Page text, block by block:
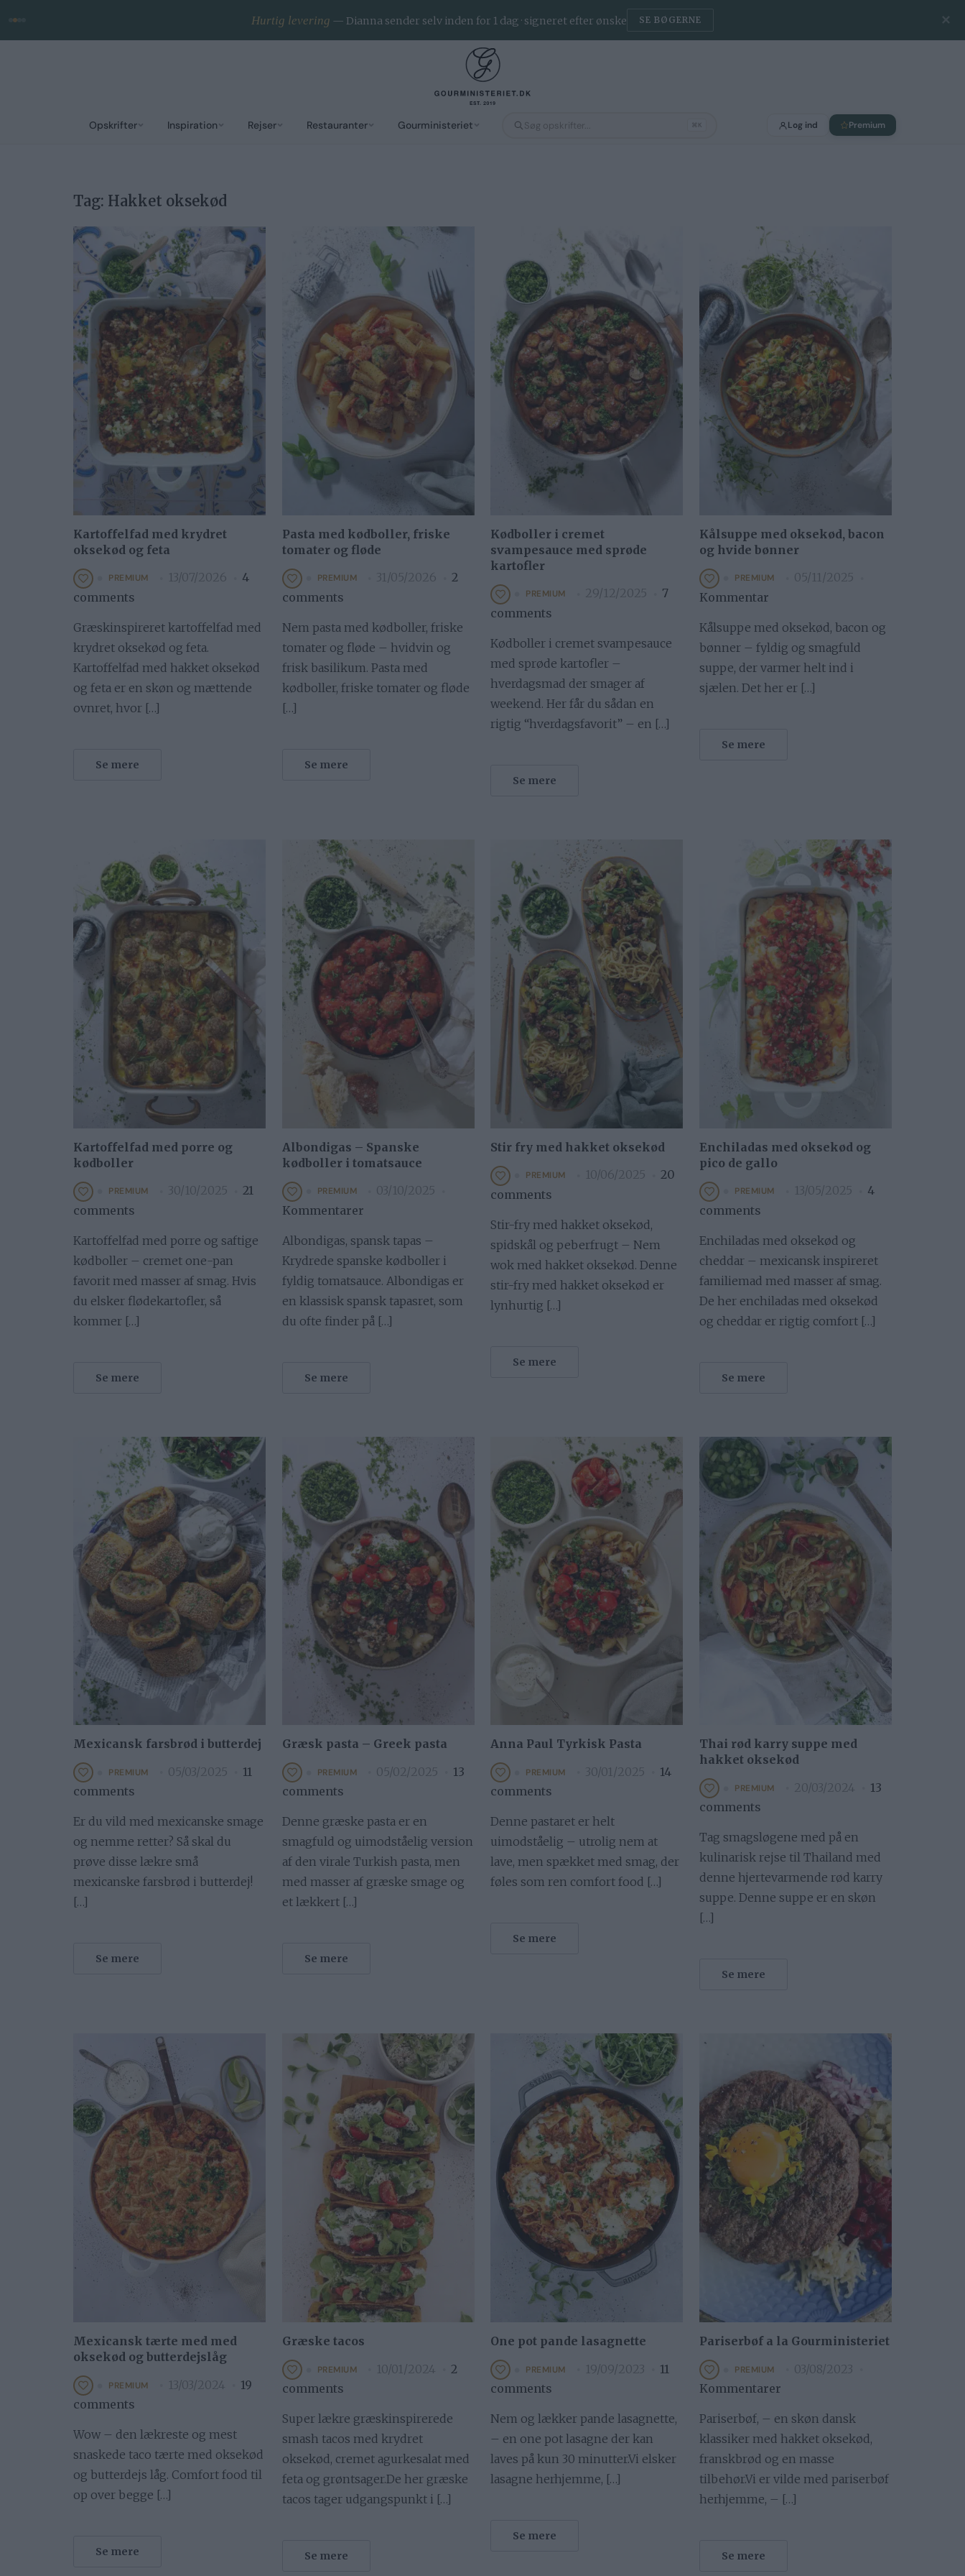
Opskrifter Inspiration Rejser Restauranter Gourministeriet ⌘K Log ind Premium
Hurtig levering — Dianna sender selv inden for 1 dag · signeret efter ønske SE BØGERNE ✕
Tag: Hakket oksekød
Kartoffelfad med krydret
oksekød og feta
PREMIUM 13/07/2026
4
comments
Græskinspireret kartoffelfad med
krydret oksekød og feta.
Kartoffelfad med hakket oksekød
og feta er en skøn og mættende
ovnret, hvor […]
Se mere
Pasta med kødboller, friske
tomater og fløde
PREMIUM 31/05/2026
2
comments
Nem pasta med kødboller, friske
tomater og fløde – hvidvin og
frisk basilikum. Pasta med
kødboller, friske tomater og fløde
[…]
Se mere
Kødboller i cremet
svampesauce med sprøde
kartofler
PREMIUM 29/12/2025
7
comments
Kødboller i cremet svampesauce
med sprøde kartofler –
hverdagsmad der smager af
weekend. Her får du sådan en
rigtig “hverdagsfavorit” – en […]
Se mere
Kålsuppe med oksekød, bacon
og hvide bønner
PREMIUM
05/11/2025
Kommentar
Kålsuppe med oksekød, bacon og
bønner – fyldig og smagfuld
suppe, der varmer helt ind i
sjælen. Det her er […]
Se mere
Kartoffelfad med porre og
kødboller
PREMIUM 30/10/2025
21
comments
Kartoffelfad med porre og saftige
kødboller – cremet one-pan
favorit med masser af smag. Hvis
du elsker flødekartofler, så
kommer […]
Se mere
Albondigas – Spanske
kødboller i tomatsauce
PREMIUM
03/10/2025
Kommentarer
Albondigas, spansk tapas –
Krydrede spanske kødboller i
fyldig tomatsauce. Albondigas er
en klassisk spansk tapasret, som
du ofte finder på […]
Se mere
Stir fry med hakket oksekød
PREMIUM 10/06/2025
20
comments
Stir-fry med hakket oksekød,
spidskål og peberfrugt – Nem
wok med hakket oksekød. Denne
stir-fry med hakket oksekød er
lynhurtig […]
Se mere
Enchiladas med oksekød og
pico de gallo
PREMIUM 13/05/2025
4
comments
Enchiladas med oksekød og
cheddar – mexicansk inspireret
familiemad med masser af smag.
De her enchiladas med oksekød
og cheddar er rigtig comfort […]
Se mere
Mexicansk farsbrød i butterdej
PREMIUM 05/03/2025
11
comments
Er du vild med mexicanske smage
og nemme retter? Så skal du
prøve disse lækre små
mexicanske farsbrød i butterdej!
[…]
Se mere
Græsk pasta – Greek pasta
PREMIUM 05/02/2025
13
comments
Denne græske pasta er en
smagfuld og uimodståelig version
af den virale Turkish pasta, men
med masser af græske smage og
et lækkert […]
Se mere
Anna Paul Tyrkisk Pasta
PREMIUM 30/01/2025
14
comments
Denne pastaret er helt
uimodståelig – utrolig nem at
lave, men spækket med smag, der
føles som ren comfort food […]
Se mere
Thai rød karry suppe med
hakket oksekød
PREMIUM 20/03/2024
13
comments
Tag smagsløgene med på en
kulinarisk rejse til Thailand med
denne hjertevarmende rød karry
suppe. Denne suppe er en skøn
[…]
Se mere
Mexicansk tærte med med
oksekød og butterdejslåg
PREMIUM 13/03/2024
19
comments
Wow – den lækreste og mest
snaskede taco tærte med oksekød
og butterdejs låg. Comfort food til
op over begge […]
Se mere
Græske tacos
PREMIUM 10/01/2024
2
comments
Super lækre græskinspirerede
smash tacos med krydret
oksekød, cremet agurkesalat med
feta og grøntsager.De her græske
tacos tager udgangspunkt i […]
Se mere
One pot pande lasagnette
PREMIUM 19/09/2023
11
comments
Nem og lækker pande lasagnette,
– en one pot lasagne der kan
laves på kun 30 minutter.Vi elsker
lasagne herhjemme, […]
Se mere
Pariserbøf a la Gourministeriet
PREMIUM
03/08/2023
Kommentarer
Pariserbøf, – en skøn dansk
klassiker med hakket oksekød,
franskbrød og en masse
tilbehør.Vi er vilde med pariserbøf
herhjemme, – […]
Se mere